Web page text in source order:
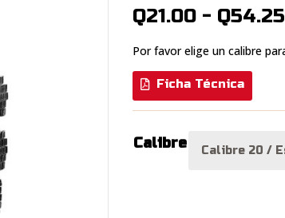
Q21.00 - Q54.25
Por favor elige un calibre
Ficha Técnica
Calibre